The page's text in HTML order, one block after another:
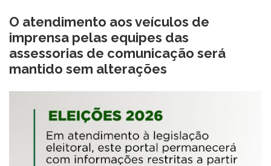
O atendimento aos veículos de
imprensa pelas equipes das
assessorias de comunicação será
mantido sem alterações